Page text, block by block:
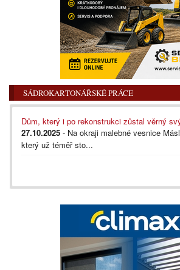
SÁDROKARTONÁŘSKÉ PRÁCE
Dům, který i po rekonstrukci zůstal věrný
27.10.2025 - Na okraji malebné vesnice
který už téměř sto...